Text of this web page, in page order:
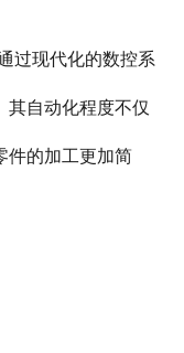
过现代化的数控系
其自动化程度不仅
件的加工更加简